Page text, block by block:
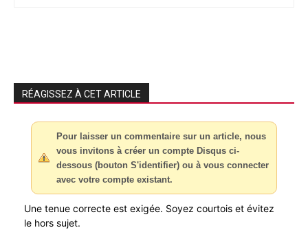
RÉAGISSEZ À CET ARTICLE
Pour laisser un commentaire sur un article, nous
vous invitons à créer un compte Disqus ci-
dessous (bouton S'identifier) ou à vous connecter
avec votre compte existant.
Une tenue correcte est exigée. Soyez courtois et évitez
le hors sujet.